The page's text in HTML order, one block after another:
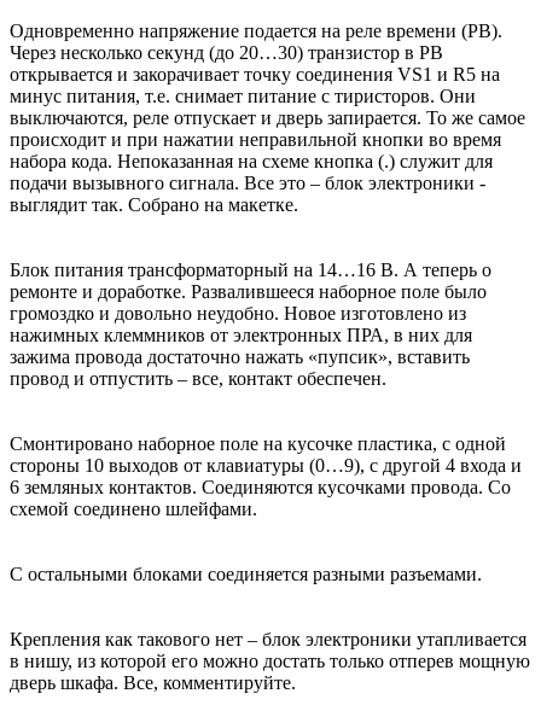
Одновременно напряжение подается на реле времени (РВ).
Через несколько секунд (до 20…30) транзистор в РВ
открывается и закорачивает точку соединения VS1 и R5 на
минус питания, т.е. снимает питание с тиристоров. Они
выключаются, реле отпускает и дверь запирается. То же самое
происходит и при нажатии неправильной кнопки во время
набора кода. Непоказанная на схеме кнопка (.) служит для
подачи вызывного сигнала. Все это – блок электроники -
выглядит так. Собрано на макетке.
Блок питания трансформаторный на 14…16 В. А теперь о
ремонте и доработке. Развалившееся наборное поле было
громоздко и довольно неудобно. Новое изготовлено из
нажимных клеммников от электронных ПРА, в них для
зажима провода достаточно нажать «пупсик», вставить
провод и отпустить – все, контакт обеспечен.
Смонтировано наборное поле на кусочке пластика, с одной
стороны 10 выходов от клавиатуры (0…9), с другой 4 входа и
6 земляных контактов. Соединяются кусочками провода. Со
схемой соединено шлейфами.
С остальными блоками соединяется разными разъемами.
Крепления как такового нет – блок электроники утапливается
в нишу, из которой его можно достать только отперев мощную
дверь шкафа. Все, комментируйте.